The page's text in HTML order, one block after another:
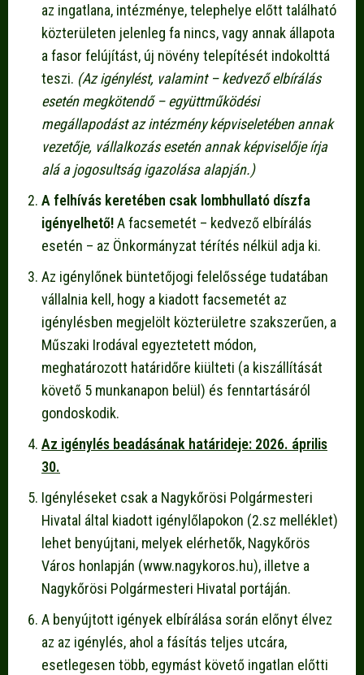
az ingatlana, intézménye, telephelye előtt található
közterületen jelenleg fa nincs, vagy annak állapota
a fasor felújítást, új növény telepítését indokolttá
teszi. (Az igénylést, valamint – kedvező elbírálás
esetén megkötendő – együttműködési
megállapodást az intézmény képviseletében annak
vezetője, vállalkozás esetén annak képviselője írja
alá a jogosultság igazolása alapján.)
A felhívás keretében csak lombhullató díszfa
igényelhető!A facsemetét – kedvező elbírálás
esetén – az Önkormányzat térítés nélkül adja ki.
Az igénylőnek büntetőjogi felelőssége tudatában
vállalnia kell, hogy a kiadott facsemetét az
igénylésben megjelölt közterületre szakszerűen, a
Műszaki Irodával egyeztetett módon,
meghatározott határidőre kiülteti (a kiszállítását
követő 5 munkanapon belül) és fenntartásáról
gondoskodik.
Az igénylés beadásának határideje: 2026. április
30.
Igényléseket csak a Nagykőrösi Polgármesteri
Hivatal által kiadott igénylőlapokon (2.sz melléklet)
lehet benyújtani, melyek elérhetők, Nagykőrös
Város honlapján (www.nagykoros.hu), illetve a
Nagykőrösi Polgármesteri Hivatal portáján.
A benyújtott igények elbírálása során előnyt élvez
az az igénylés, ahol a fásítás teljes utcára,
esetlegesen több, egymást követő ingatlan előtti